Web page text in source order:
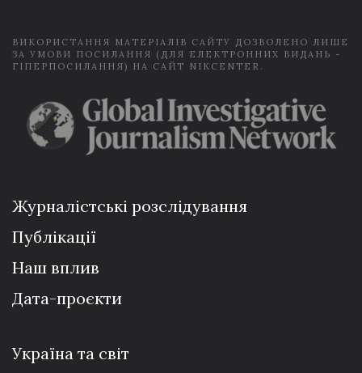
ВИКОРИСТАННЯ МАТЕРІАЛІВ САЙТУ ДОЗВОЛЕНО ЛИШЕ
ЗА УМОВИ ПОСИЛАННЯ (ДЛЯ ЕЛЕКТРОННИХ ВИДАНЬ -
ГІПЕРПОСИЛАННЯ) НА САЙТ NIKCENTER.
Журналістські розслідування
Публікації
Наш вплив
Дата-проєкти
Україна та світ